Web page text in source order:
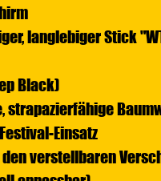
langlebiger Stick
Black)
strapazierfähige
Einsatz
den verstellbaren